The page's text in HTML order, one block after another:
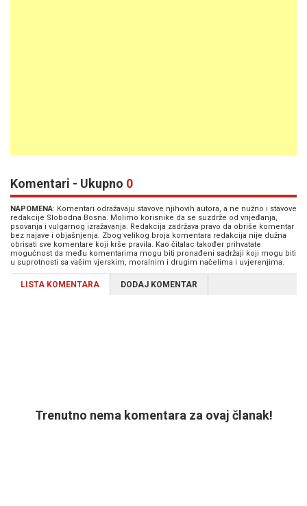
Komentari - Ukupno 0
NAPOMENA: Komentari odražavaju stavove njihovih autora, a ne nužno i stavove
redakcije Slobodna Bosna. Molimo korisnike da se suzdrže od vrijeđanja,
psovanja i vulgarnog izražavanja. Redakcija zadržava pravo da obriše komentar
bez najave i objašnjenja. Zbog velikog broja komentara redakcija nije dužna
obrisati sve komentare koji krše pravila. Kao čitalac također prihvatate
mogućnost da među komentarima mogu biti pronađeni sadržaji koji mogu biti
u suprotnosti sa vašim vjerskim, moralnim i drugim načelima i uvjerenjima.
LISTA KOMENTARA DODAJ KOMENTAR
Trenutno nema komentara za ovaj članak!